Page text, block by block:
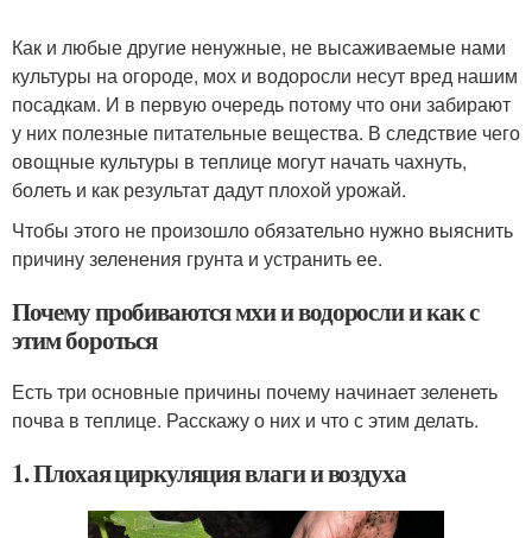
Как и любые другие ненужные, не высаживаемые нами
культуры на огороде, мох и водоросли несут вред нашим
посадкам. И в первую очередь потому что они забирают
у них полезные питательные вещества. В следствие чего
овощные культуры в теплице могут начать чахнуть,
болеть и как результат дадут плохой урожай.
Чтобы этого не произошло обязательно нужно выяснить
причину зеленения грунта и устранить ее.
Почему пробиваются мхи и водоросли и как с
этим бороться
Есть три основные причины почему начинает зеленеть
почва в теплице. Расскажу о них и что с этим делать.
1. Плохая циркуляция влаги и воздуха